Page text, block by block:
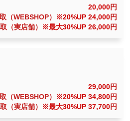
20,000円
（WEBSHOP）
※20%UP 24,000円
（実店舗）
※最大30%UP 26,000円
29,000円
（WEBSHOP）
※20%UP 34,800円
（実店舗）
※最大30%UP 37,700円